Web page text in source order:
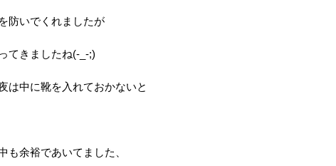
防いでくれましたが
てきましたね(-_-;)
は中に靴を入れておかないと
も余裕であいてました、